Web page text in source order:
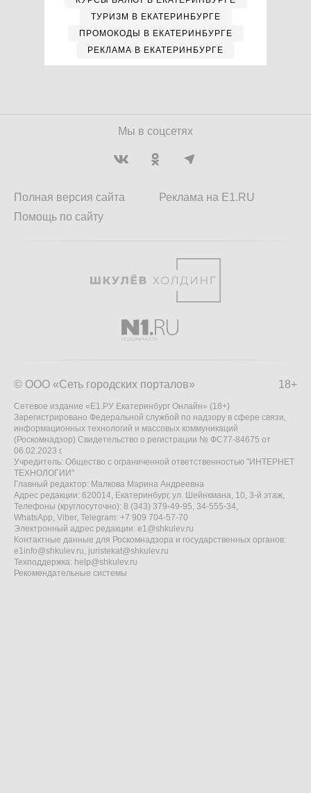
ТУРИЗМ В ЕКАТЕРИНБУРГЕ
ПРОМОКОДЫ В ЕКАТЕРИНБУРГЕ
РЕКЛАМА В ЕКАТЕРИНБУРГЕ
Мы в соцсетях
Полная версия сайта
Помощь по сайту
Реклама на E1.RU
18+
© ООО «Сеть городских порталов»
Сетевое издание «Е1.РУ Екатеринбург Онлайн» (18+)
Зарегистрировано Федеральной службой по надзору в сфере связи,
информационных технологий и массовых коммуникаций
(Роскомнадзор) Свидетельство о регистрации № ФС77-84675 от
06.02.2023 г.
Учредитель: Общество с ограниченной ответственностью "ИНТЕРНЕТ
ТЕХНОЛОГИИ"
Главный редактор: Малкова Марина Андреевна
Адрес редакции: 620014, Екатеринбург, ул. Шейнкмана, 10, 3-й этаж,
Телефоны (круглосуточно): 8 (343) 379-49-95, 34-555-34,
WhatsApp, Viber, Telegram: +7 909 704-57-70
Электронный адрес редакции: e1@shkulev.ru
Контактные данные для Роскомнадзора и государственных органов:
e1info@shkulev.ru, juristekat@shkulev.ru
Техподдержка: help@shkulev.ru
Рекомендательные системы